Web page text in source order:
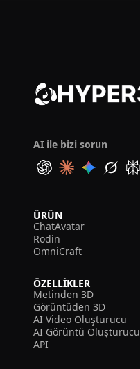
AI ile bizi sorun
ÜRÜN
ChatAvatar
Rodin
OmniCraft
ÖZELLIKLER
Metinden 3D
Görüntüden 3D
AI Video Oluşturucu
AI Görüntü Oluşturucu
API